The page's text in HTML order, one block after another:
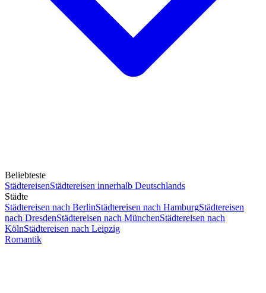
Beliebteste
StädtereisenStädtereisen innerhalb Deutschlands
Städte
Städtereisen nach BerlinStädtereisen nach HamburgStädtereisen
nach DresdenStädtereisen nach MünchenStädtereisen nach
KölnStädtereisen nach Leipzig
Romantik